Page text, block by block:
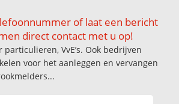
of laat een bericht
direct contact met u op!
VvE’s. Ook bedrijven
voor het aanleggen en vervangen